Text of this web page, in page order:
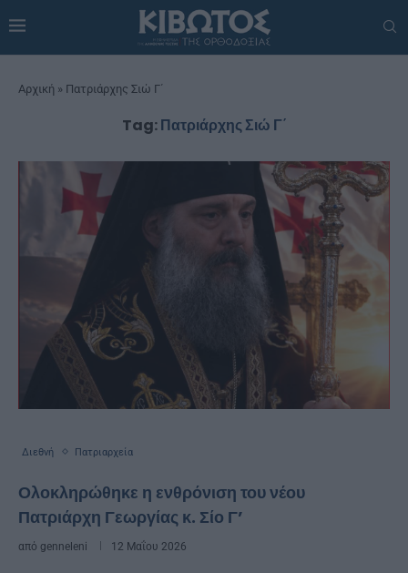
Αρχική » Πατριάρχης Σιώ Γ΄
Tag:Πατριάρχης Σιώ Γ΄
Διεθνή Πατριαρχεία
Ολοκληρώθηκε η ενθρόνιση του νέου
Πατριάρχη Γεωργίας κ. Σίο Γ’
από genneleni 12 Μαΐου 2026